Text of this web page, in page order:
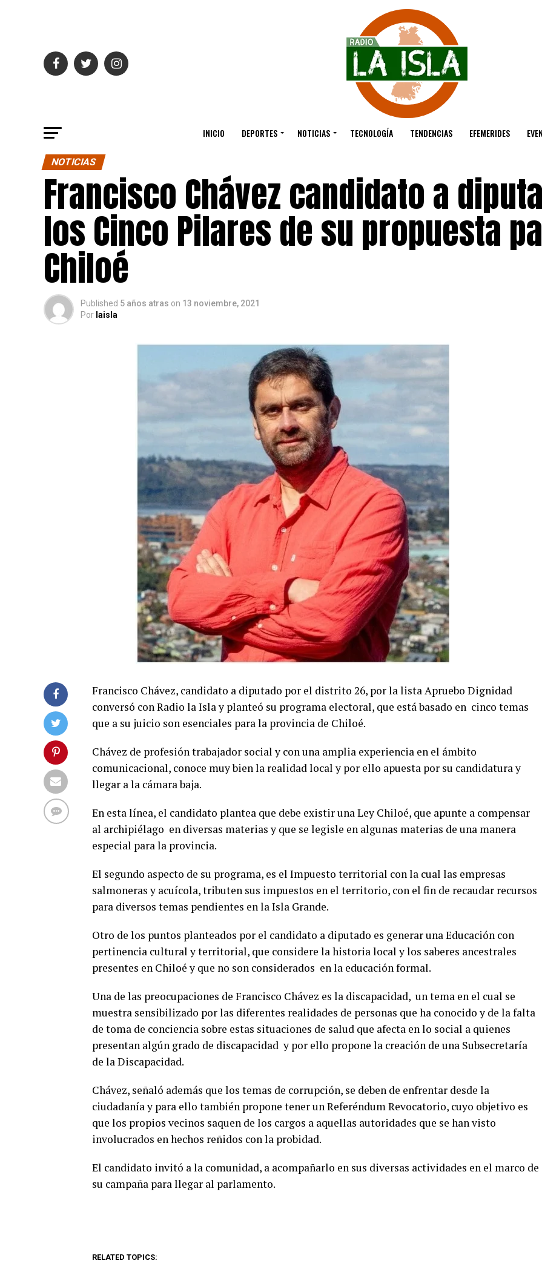
INICIO DEPORTES NOTICIAS TECNOLOGÍA TENDENCIAS EFEMERIDES
NOTICIAS
Francisco Chávez candidato a
los Cinco Pilares de su propuesta
Chiloé
Published 5 años atras on 13 noviembre, 2021
Por laisla
Francisco Chávez, candidato a diputado por el distrito 26, por la lista Apruebo Dignidad
conversó con Radio la Isla y planteó su programa electoral, que está basado en cinco temas
que a su juicio son esenciales para la provincia de Chiloé.
Chávez de profesión trabajador social y con una amplia experiencia en el ámbito
comunicacional, conoce muy bien la realidad local y por ello apuesta por su candidatura y
llegar a la cámara baja.
En esta línea, el candidato plantea que debe existir una Ley Chiloé, que apunte a compensar
al archipiélago en diversas materias y que se legisle en algunas materias de una manera
especial para la provincia.
El segundo aspecto de su programa, es el Impuesto territorial con la cual las empresas
salmoneras y acuícola, tributen sus impuestos en el territorio, con el fin de recaudar recursos
para diversos temas pendientes en la Isla Grande.
Otro de los puntos planteados por el candidato a diputado es generar una Educación con
pertinencia cultural y territorial, que considere la historia local y los saberes ancestrales
presentes en Chiloé y que no son considerados en la educación formal.
Una de las preocupaciones de Francisco Chávez es la discapacidad, un tema en el cual se
muestra sensibilizado por las diferentes realidades de personas que ha conocido y de la falta
de toma de conciencia sobre estas situaciones de salud que afecta en lo social a quienes
presentan algún grado de discapacidad y por ello propone la creación de una Subsecretaría
de la Discapacidad.
Chávez, señaló además que los temas de corrupción, se deben de enfrentar desde la
ciudadanía y para ello también propone tener un Referéndum Revocatorio, cuyo objetivo es
que los propios vecinos saquen de los cargos a aquellas autoridades que se han visto
involucrados en hechos reñidos con la probidad.
El candidato invitó a la comunidad, a acompañarlo en sus diversas actividades en el marco de
su campaña para llegar al parlamento.
RELATED TOPICS: